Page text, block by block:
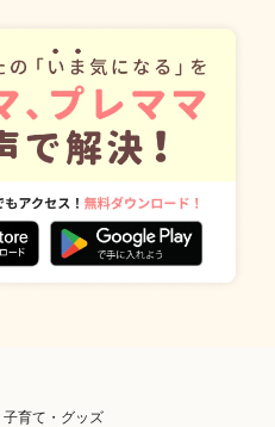
子育て・グッズ